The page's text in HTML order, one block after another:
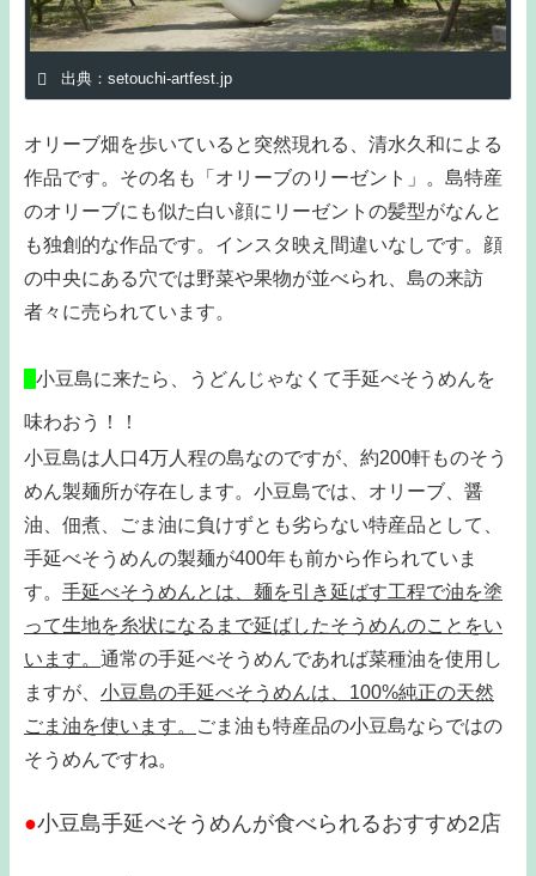
出典：setouchi-artfest.jp
オリーブ畑を歩いていると突然現れる、清水久和による
作品です。その名も「オリーブのリーゼント」。島特産
のオリーブにも似た白い顔にリーゼントの髪型がなんと
も独創的な作品です。インスタ映え間違いなしです。顔
の中央にある穴では野菜や果物が並べられ、島の来訪
者々に売られています。
小豆島に来たら、うどんじゃなくて手延べそうめんを
味わおう！！
小豆島は人口4万人程の島なのですが、約200軒ものそう
めん製麺所が存在します。小豆島では、オリーブ、醤
油、佃煮、ごま油に負けずとも劣らない特産品として、
手延べそうめんの製麺が400年も前から作られていま
す。 手延べそうめんとは、麺を引き延ばす工程で油を塗
って生地を糸状になるまで延ばしたそうめんのことをい
います。 通常の手延べそうめんであれば菜種油を使用し
ますが、 小豆島の手延べそうめんは、100%純正の天然
ごま油を使います。
ごま油も特産品の小豆島ならではの
そうめんですね。
●小豆島手延べそうめんが食べられるおすすめ2店